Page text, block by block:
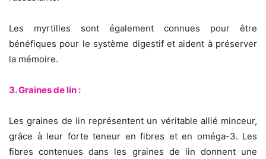
Les myrtilles sont également connues pour être
bénéfiques pour le système digestif et aident à préserver
la mémoire.
3. Graines de lin :
Les graines de lin représentent un véritable allié minceur,
grâce à leur forte teneur en fibres et en oméga-3. Les
fibres contenues dans les graines de lin donnent une